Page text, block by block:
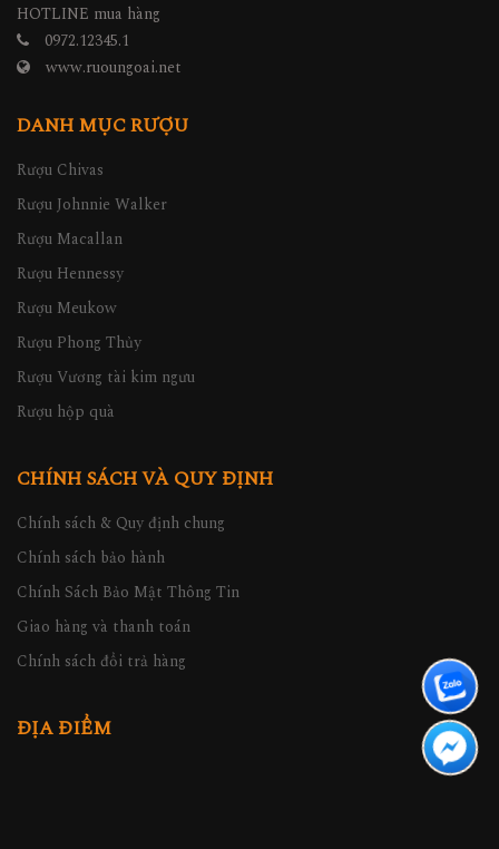
HOTLINE mua hàng
0972.12345.1
www.ruoungoai.net
DANH MỤC RƯỢU
Rượu Chivas
Rượu Johnnie Walker
Rượu Macallan
Rượu Hennessy
Rượu Meukow
Rượu Phong Thủy
Rượu Vương tài kim ngưu
Rượu hộp quà
CHÍNH SÁCH VÀ QUY ĐỊNH
Chính sách & Quy định chung
Chính sách bảo hành
Chính Sách Bảo Mật Thông Tin
Giao hàng và thanh toán
Chính sách đổi trả hàng
ĐỊA ĐIỂM